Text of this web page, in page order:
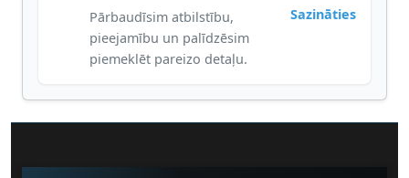
Pārbaudīsim atbilstību,
pieejamību un palīdzēsim
piemeklēt pareizo detaļu.
Sazināties